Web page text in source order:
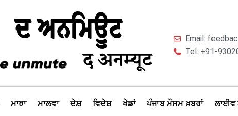
Email:
Tel: +91-
ਮਾਝਾ ਮਾਲਵਾ ਦੇਸ਼ ਵਿਦੇਸ਼ ਖੇਡਾਂ ਪੰਜਾਬ ਮੌਸਮ ਖ਼ਬਰਾਂ ਲਾਈਵ